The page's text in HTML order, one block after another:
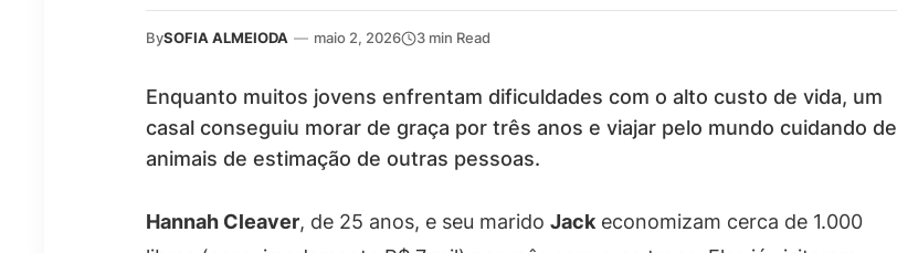
BySOFIA ALMEIODA — maio 2, 2026 3 min Read
Enquanto muitos jovens enfrentam dificuldades com o alto custo de vida, um
casal conseguiu morar de graça por três anos e viajar pelo mundo cuidando de
animais de estimação de outras pessoas.
Hannah Cleaver, de 25 anos, e seu marido Jack economizam cerca de 1.000